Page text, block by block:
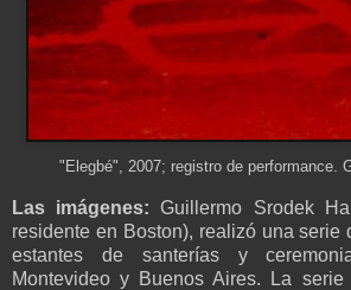
"Elegbé", 2007; registro de performance.
Las imágenes: Guillermo Srodek
residente en Boston), realizó una serie
estantes de santerías y
Montevideo y Buenos Aires. La